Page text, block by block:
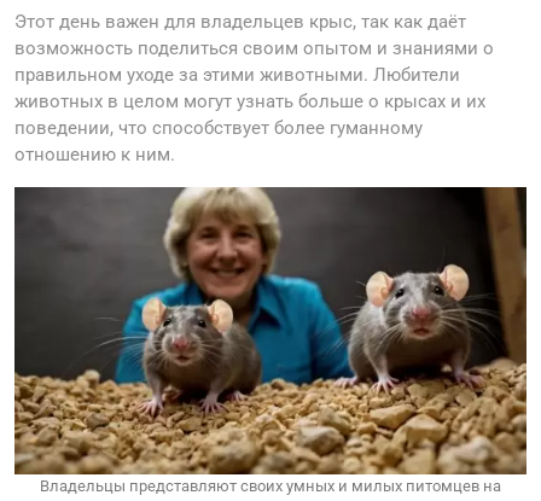
Этот день важен для владельцев крыс, так как даёт
возможность поделиться своим опытом и знаниями о
правильном уходе за этими животными. Любители
животных в целом могут узнать больше о крысах и их
поведении, что способствует более гуманному
отношению к ним.
Владельцы представляют своих умных и милых питомцев на